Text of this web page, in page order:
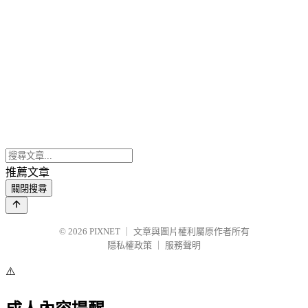
推薦文章
關閉搜尋
© 2026 PIXNET
文章與圖片權利屬原作者所有
隱私權政策
服務聲明
⚠️